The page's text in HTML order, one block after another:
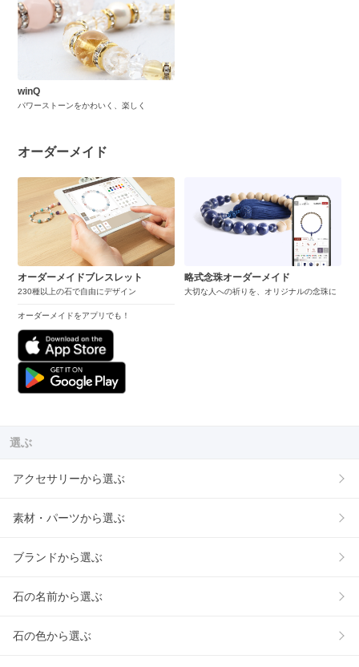
winQ
パワーストーンをかわいく、楽しく
オーダーメイド
オーダーメイドブレスレット
230種以上の石で自由にデザイン
オーダーメイドをアプリでも！
略式念珠オーダーメイド
大切な人への祈りを、オリジナルの念珠に
選ぶ
アクセサリーから選ぶ
素材・パーツから選ぶ
ブランドから選ぶ
石の名前から選ぶ
石の色から選ぶ